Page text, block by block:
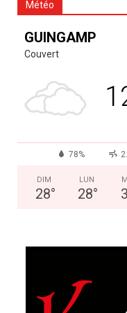
Météo
GUINGAMP
Couvert
78%
DIM
28°
LUN
28°